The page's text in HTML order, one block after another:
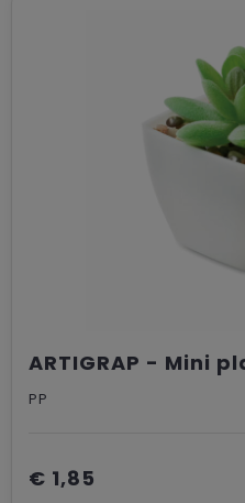
ARTIGRAP - Mini
PP
€ 1,85